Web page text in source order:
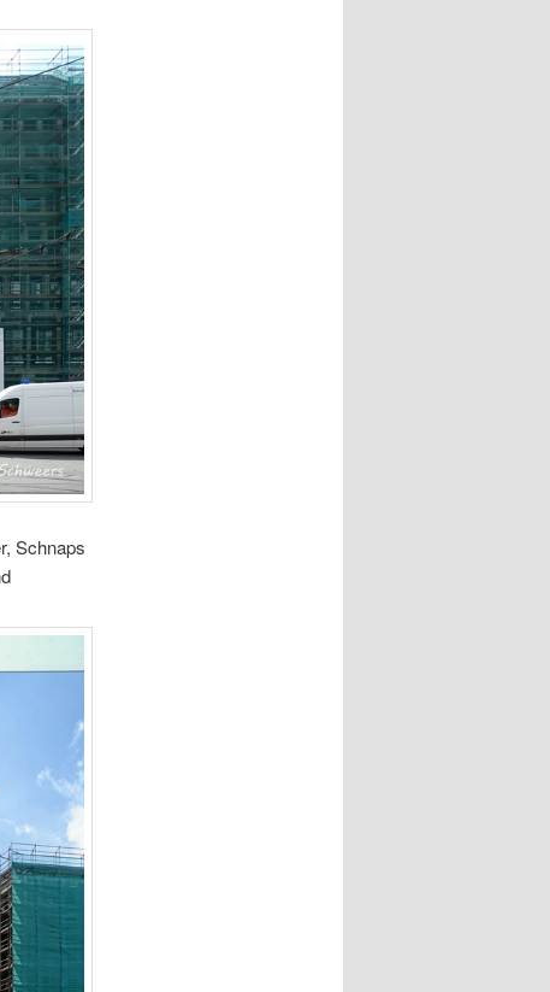
Schnaps